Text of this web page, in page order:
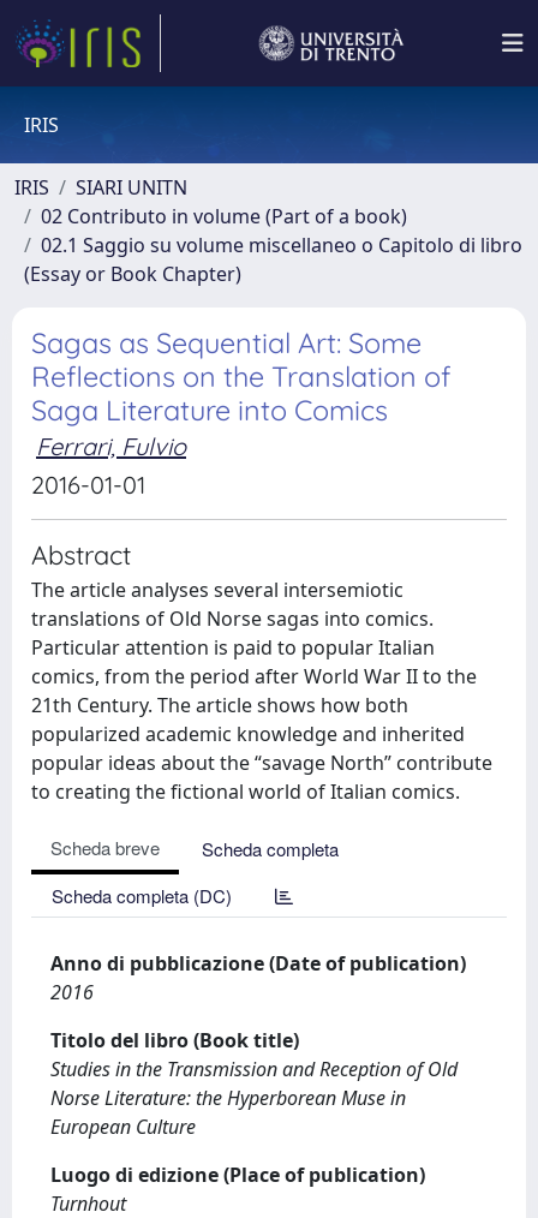
IRIS
IRIS
SIARI UNITN
02 Contributo in volume (Part of a book)
02.1 Saggio su volume miscellaneo o Capitolo di libro
(Essay or Book Chapter)
Sagas as Sequential Art: Some
Reflections on the Translation of
Saga Literature into Comics
Ferrari, Fulvio
2016-01-01
Abstract
The article analyses several intersemiotic
translations of Old Norse sagas into comics.
Particular attention is paid to popular Italian
comics, from the period after World War II to the
21th Century. The article shows how both
popularized academic knowledge and inherited
popular ideas about the “savage North” contribute
to creating the fictional world of Italian comics.
Scheda breve
Scheda completa
Scheda completa (DC)
Anno di pubblicazione (Date of publication)
2016
Titolo del libro (Book title)
Studies in the Transmission and Reception of Old
Norse Literature: the Hyperborean Muse in
European Culture
Luogo di edizione (Place of publication)
Turnhout